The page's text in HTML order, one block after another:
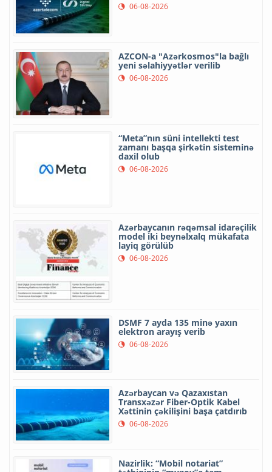
06-08-2026
AZCON-a "Azərkosmos"la bağlı
yeni səlahiyyətlər verilib
06-08-2026
“Meta”nın süni intellekti test
zamanı başqa şirkətin sisteminə
daxil olub
06-08-2026
Azərbaycanın rəqəmsal idarəçilik
model iki beynəlxalq mükafata
layiq görülüb
06-08-2026
DSMF 7 ayda 135 minə yaxın
elektron arayış verib
06-08-2026
Azərbaycan və Qazaxıstan
Transxəzər Fiber-Optik Kabel
Xəttinin çəkilişini başa çatdırıb
06-08-2026
Nazirlik: “Mobil notariat”